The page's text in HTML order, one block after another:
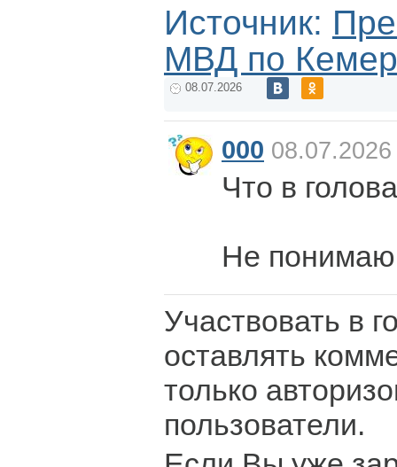
Источник:
МВД по
08.07.2026
000
Что в
Не понимаю
Участвовать в
оставлять
только
пользователи.